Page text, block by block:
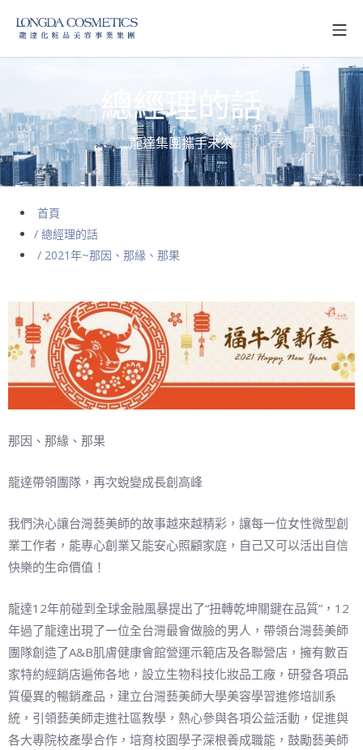
總經理的話
龍達集團攜手未來
首頁
/ 總經理的話
/ 2021年~那因、那緣、那果
那因、那緣、那果
龍達帶領團隊，再次蛻變成長創高峰
我們決心讓台灣藝美師的故事越來越精彩，讓每一位女性微型創
業工作者，能專心創業又能安心照顧家庭，自己又可以活出自信
快樂的生命價值！
龍達12年前碰到全球金融風暴提出了“扭轉乾坤關鍵在品質”，12
年過了龍達出現了一位全台灣最會做臉的男人，帶領台灣藝美師
團隊創造了A&B肌膚健康會館營運示範店及各聯營店，擁有數百
家特約經銷店遍佈各地，設立生物科技化妝品工廠，研發各項品
質優異的暢銷產品，建立台灣藝美師大學美容學習進修培訓系
統，引領藝美師走進社區教學，熱心參與各項公益活動，促進與
各大專院校產學合作，培育校園學子深根養成職能，鼓勵藝美師